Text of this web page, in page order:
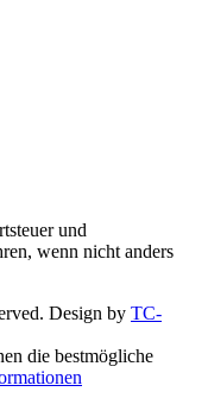
und
wenn nicht anders
Design by TC-
die bestmögliche